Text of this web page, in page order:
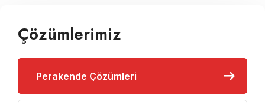
Çözümlerimiz
Perakende Çözümleri